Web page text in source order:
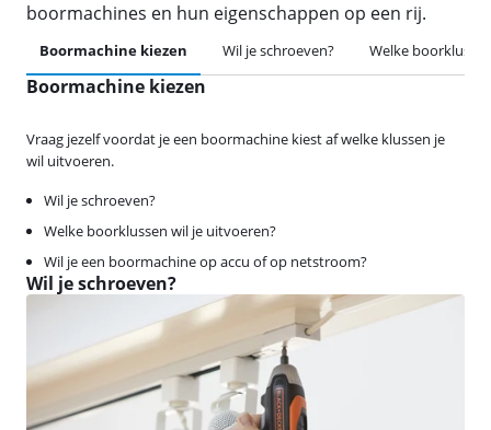
boormachines en hun eigenschappen op een rij.
Boormachine kiezen Wil je schroeven? Welke
Boormachine kiezen
Vraag jezelf voordat je een boormachine kiest af welke klussen je
wil uitvoeren.
Wil je schroeven?
Welke boorklussen wil je uitvoeren?
Wil je een boormachine op accu of op netstroom?
Wil je schroeven?